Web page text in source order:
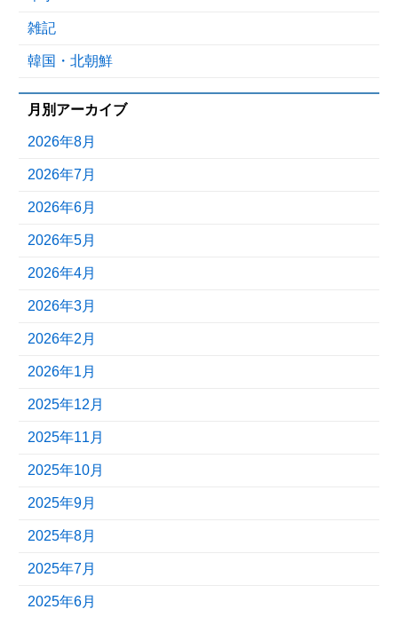
雑記
韓国・北朝鮮
月別アーカイブ
2026年8月
2026年7月
2026年6月
2026年5月
2026年4月
2026年3月
2026年2月
2026年1月
2025年12月
2025年11月
2025年10月
2025年9月
2025年8月
2025年7月
2025年6月